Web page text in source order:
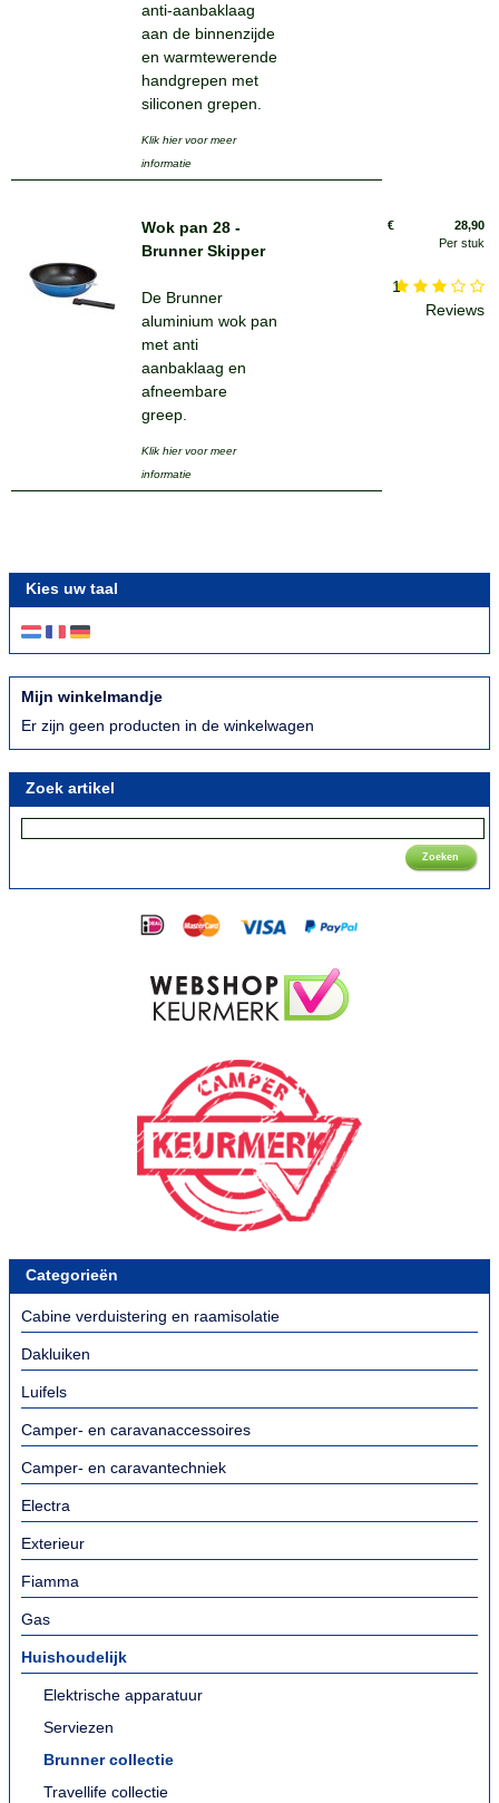
anti-aanbaklaag
aan de binnenzijde
en warmtewerende
handgrepen met
siliconen grepen.
Klik hier voor meer
informatie
Wok pan 28 -
Brunner Skipper
De Brunner
aluminium wok pan
met anti
aanbaklaag en
afneembare
greep.
Klik hier voor meer
informatie
€
28,90
Per stuk
1
Reviews
Kies uw taal
Mijn winkelmandje
Er zijn geen producten in de winkelwagen
Zoek artikel
Zoeken
Categorieën
Cabine verduistering en raamisolatie
Dakluiken
Luifels
Camper- en caravanaccessoires
Camper- en caravantechniek
Electra
Exterieur
Fiamma
Gas
Huishoudelijk
Elektrische apparatuur
Serviezen
Brunner collectie
Travellife collectie